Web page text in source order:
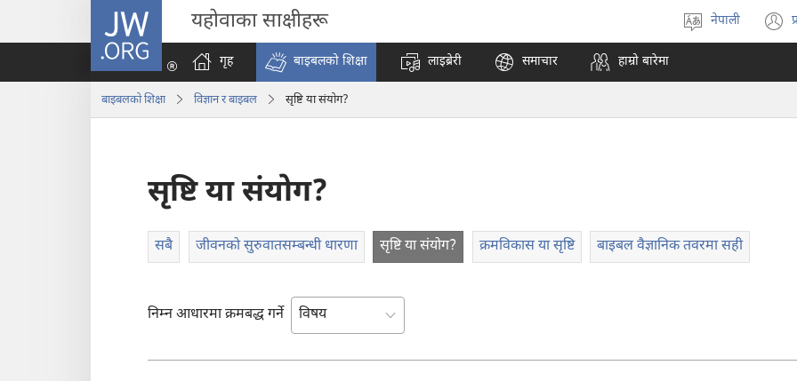
JW.ORG यहोवाका साक्षीहरू
रोज्ने
नेपाली
गृह बाइबलको शिक्षा लाइब्रेरी समाचार हाम्रो बारेमा
बाइबलको शिक्षा विज्ञान र बाइबल सृष्टि या संयोग?
सृष्टि या संयोग?
सबै जीवनको सुरुवातसम्बन्धी धारणा सृष्टि या संयोग? क्रमविकास या सृष्टि बाइबल वैज्ञानिक तवरमा सही
निम्न आधारमा क्रमबद्ध गर्ने